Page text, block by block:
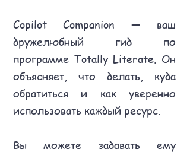
Copilot Companion — ваш
дружелюбный гид по
программе Totally Literate. Он
объясняет, что делать, куда
обратиться и как уверенно
использовать каждый ресурс.
Вы можете задавать ему